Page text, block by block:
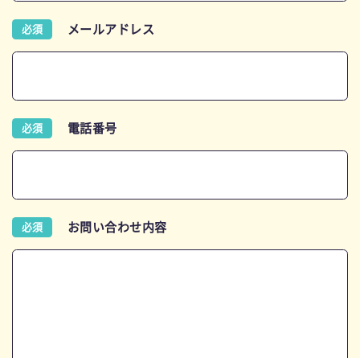
必須 メールアドレス
必須 電話番号
必須 お問い合わせ内容